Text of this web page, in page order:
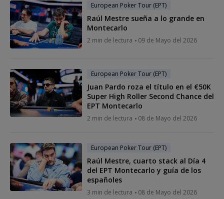
European Poker Tour (EPT)
Raúl Mestre sueña a lo grande en
Montecarlo
2 min de lectura 09 de Mayo del 2026
European Poker Tour (EPT)
Juan Pardo roza el título en el €50K
Super High Roller Second Chance del
EPT Montecarlo
2 min de lectura 08 de Mayo del 2026
European Poker Tour (EPT)
Raúl Mestre, cuarto stack al Día 4
del EPT Montecarlo y guía de los
españoles
3 min de lectura 08 de Mayo del 2026